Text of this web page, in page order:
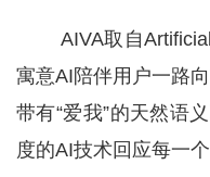
AIVA取自
寓意AI陪伴用户一路
带有“爱我”的天然语
度的AI技术回应每一